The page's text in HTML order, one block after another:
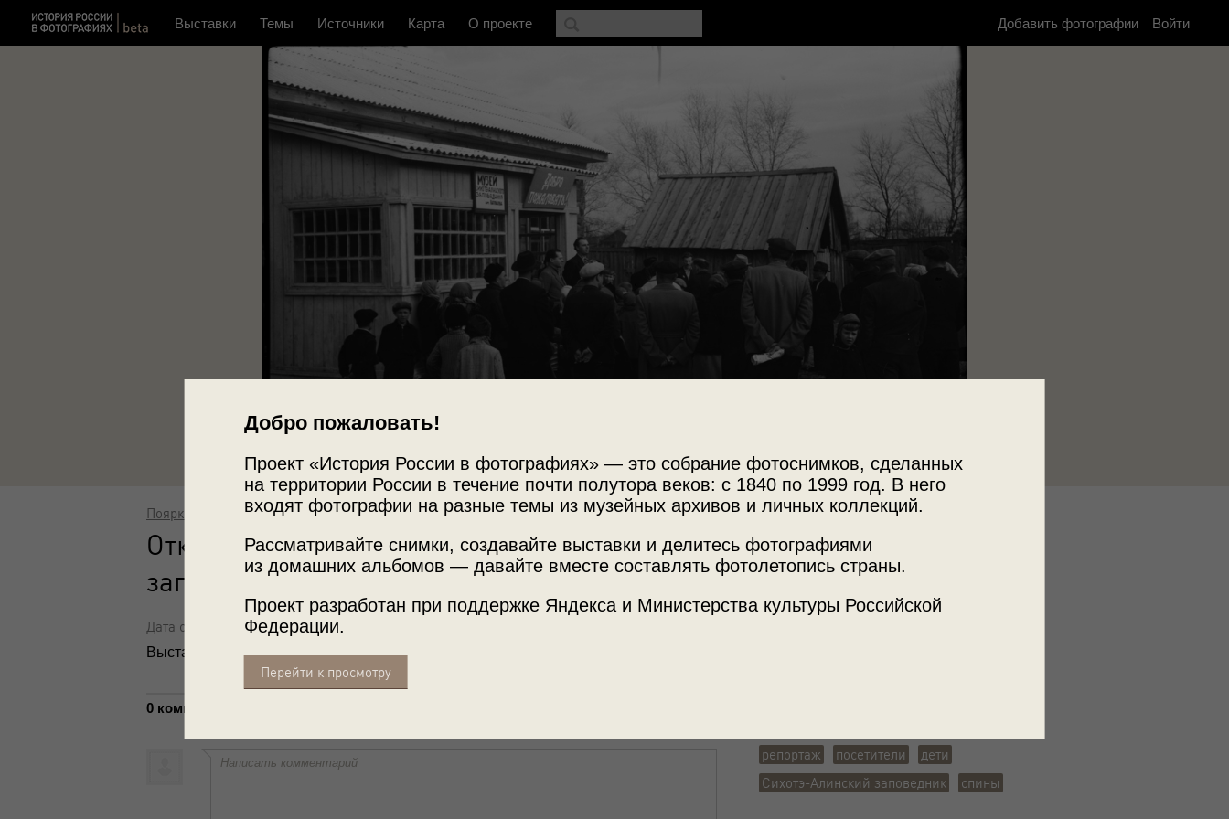
Добро пожаловать!
Проект «История России в фотографиях» — это собрание фотоснимков, сделанных
на территории России в течение почти полутора веков: с 1840 по 1999 год. В него
входят фотографии на разные темы из музейных архивов и личных коллекций.
Рассматривайте снимки, создавайте выставки и делитесь фотографиями
из домашних альбомов — давайте вместе составлять фотолетопись страны.
Проект разработан при поддержке Яндекса и Министерства культуры Российской
Федерации.
Перейти к просмотру
Выставки Темы Источники Карта О проекте Добавить фотографии Войти
Сихотэ-Алинский заповедник
репортаж посетители
дети
Сихотэ-Алинский заповедник
спины
Поярков
Открытие музея Сихотэ-Алинского
заповедника. Ю. В. Купцов, С. А. Свиридов
Дата съемки: 1963 год
Выставка «Сихотэ-Алинскому заповеднику – 85 лет»
0 комментариев
Написать комментарий